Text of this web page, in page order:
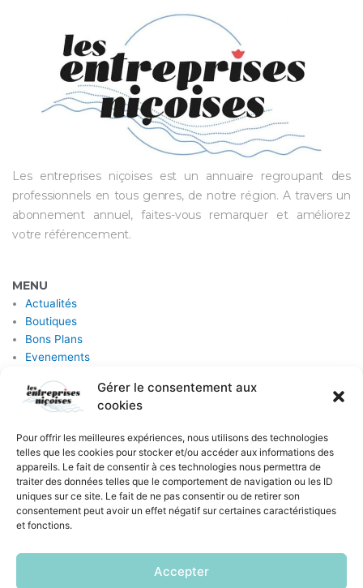
Gérer le consentement aux
cookies
Pour offrir les meilleures expériences, nous utilisons des technologies
telles que les cookies pour stocker et/ou accéder aux informations des
appareils. Le fait de consentir à ces technologies nous permettra de
traiter des données telles que le comportement de navigation ou les ID
uniques sur ce site. Le fait de ne pas consentir ou de retirer son
consentement peut avoir un effet négatif sur certaines caractéristiques
et fonctions.
Accepter
Les entreprises niçoises est un annuaire regroupant des
professionnels en tous genres, de notre région. A travers un
abonnement annuel, faites-vous remarquer et améliorez
votre référencement.
MENU
Actualités
Boutiques
Bons Plans
Evenements
Prestataires
Inscrire votre Boutique
SUIVEZ-NOUS